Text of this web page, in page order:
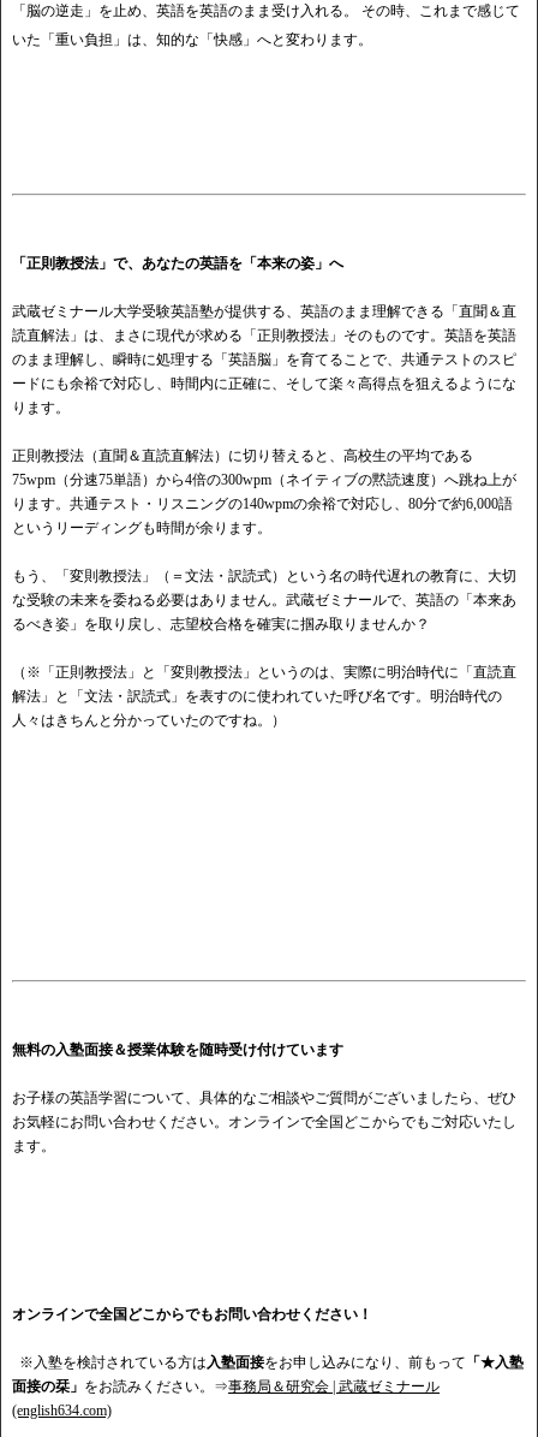
「脳の逆走」を止め、英語を英語のまま受け入れる。 その時、これまで感じて
いた「重い負担」は、知的な「快感」へと変わります。
「正則教授法」で、あなたの英語を「本来の姿」へ
武蔵ゼミナール大学受験英語塾が提供する、英語のまま理解できる「直聞＆直
読直解法」は、まさに現代が求める「正則教授法」そのものです。英語を英語
のまま理解し、瞬時に処理する「英語脳」を育てることで、共通テストのスピ
ードにも余裕で対応し、時間内に正確に、そして楽々高得点を狙えるようにな
ります。
正則教授法（直聞＆直読直解法）に切り替えると、高校生の平均である
75wpm（分速75単語）から4倍の300wpm（ネイティブの黙読速度）へ跳ね上が
ります。共通テスト・リスニングの140wpmの余裕で対応し、80分で約6,000語
というリーディングも時間が余ります。
もう、「変則教授法」（＝文法・訳読式）という名の時代遅れの教育に、大切
な受験の未来を委ねる必要はありません。武蔵ゼミナールで、英語の「本来あ
るべき姿」を取り戻し、志望校合格を確実に掴み取りませんか？
（※「正則教授法」と「変則教授法」というのは、実際に明治時代に「直読直
解法」と「文法・訳読式」を表すのに使われていた呼び名です。明治時代の
人々はきちんと分かっていたのですね。）
無料の入塾面接＆授業体験を随時受け付けています
お子様の英語学習について、具体的なご相談やご質問がございましたら、ぜひ
お気軽にお問い合わせください。オンラインで全国どこからでもご対応いたし
ます。
オンラインで全国どこからでもお問い合わせください！
※入塾を検討されている方は 入塾面接をお申し込みになり、前もって 「★入塾
面接の栞」 をお読みください。⇒事務局＆研究会 | 武蔵ゼミナール
(english634.com)